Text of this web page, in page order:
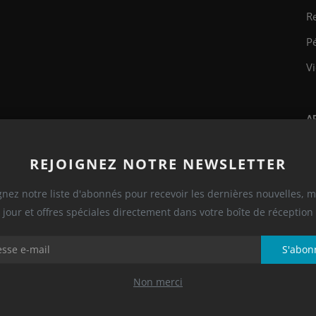
REJOIGNEZ NOTRE NEWSLETTER
notre liste d'abonnés pour recevoir les dernières nouvelles,
jour et offres spéciales directement dans votre boîte de réception
Non merci